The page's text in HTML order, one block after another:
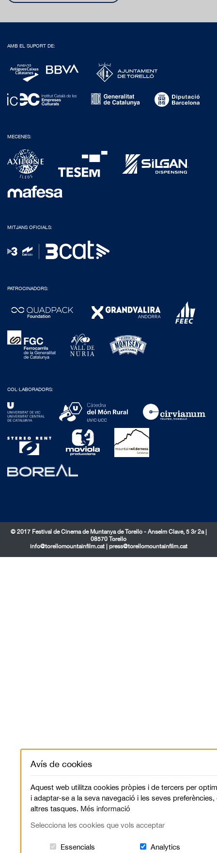
AMB EL SUPORT DE:
MECENES:
MITJANS OFICIALS:
PATROCINADORS:
COL·LABORADORS:
© 2017 Festival de Cinema de Muntanya de Torelló - Anselm Clavé, 5 3r 2a |
08570 Torelló
info@torellomountainfilm.cat
press@torellomountainfilm.cat
Avís de cookies
Aquest web utilitza cookies pròpies i de tercers per
i adaptar-se a la seva navegació i les seves preferències,
altres tasques. Més informació
Selecciona les cookies que vols acceptar
Essencials Aquestes cookies són essencials
Analytics